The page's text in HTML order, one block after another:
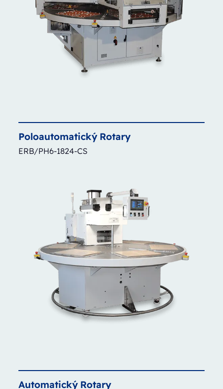
Poloautomatický Rotary
ERB/PH6-1824-CS
Automatický Rotary